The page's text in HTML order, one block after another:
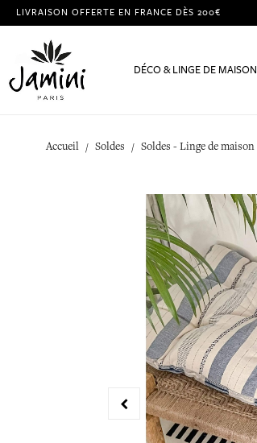
LIVRAISON OFFERTE EN FRANCE DÈS 200€
DÉCO & LINGE DE MAISON
Accueil Soldes Soldes - Linge de maison